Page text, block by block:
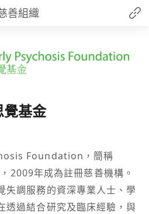
善組織
覺基金
Foundation，簡稱
2009年成為註冊慈善機構。
失調服務的資深專業人士、學
透過結合研究及臨床經驗，與